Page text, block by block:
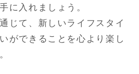
に入れましょう。
じて、新しいライフスタイ
ができることを心より楽し